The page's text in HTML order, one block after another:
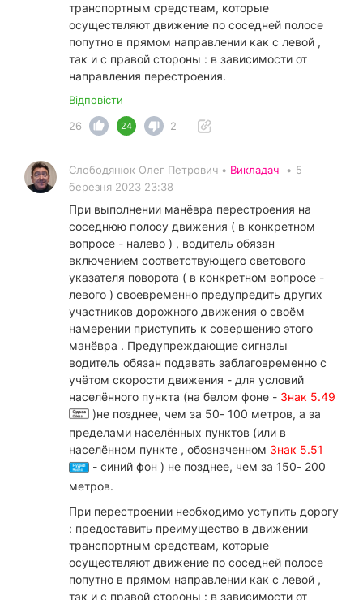
транспортным средствам, которые
осуществляют движение по соседней полосе
попутно в прямом направлении как с левой ,
так и с правой стороны : в зависимости от
направления перестроения.
Відповісти
26
24 2
Слободянюк Олег Петрович • Викладач • 5
березня 2023 23:38
При выполнении манёвра перестроения на
соседнюю полосу движения ( в конкретном
вопросе - налево ) , водитель обязан
включением соответствующего светового
указателя поворота ( в конкретном вопросе -
левого ) своевременно предупредить других
участников дорожного движения о своём
намерении приступить к совершению этого
манёвра . Предупреждающие сигналы
водитель обязан подавать заблаговременно с
учётом скорости движения - для условий
населённого пункта (на белом фоне - Знак 5.49
)не позднее, чем за 50- 100 метров, а за
пределами населённых пунктов (или в
населённом пункте , обозначенном Знак 5.51
- синий фон ) не позднее, чем за 150- 200
метров.
При перестроении необходимо уступить дорогу
: предоставить преимущество в движении
транспортным средствам, которые
осуществляют движение по соседней полосе
попутно в прямом направлении как с левой ,
так и с правой стороны : в зависимости от